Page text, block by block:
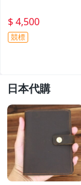
$ 4,500
競標
日本代購